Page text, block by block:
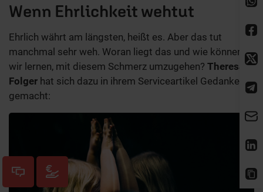
Wenn Ehrlichkeit wehtut
Ehrlich währt am längsten, heißt es. Aber das tut
manchmal sehr weh. Woran liegt das und wie können
wir lernen, mit diesem Schmerz umzugehen? Theresa
Folger hat sich dazu in ihrem Serviceartikel Gedanken
gemacht: